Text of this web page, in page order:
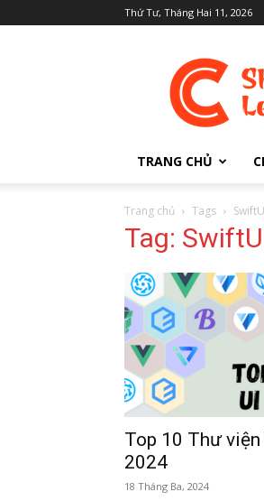
Thứ Tư, Tháng Hai 11, 2026
TRANG CHỦ
Trang chủ Tags
Tag:
Top 10 Thư viện
2024
18 Tháng Ba, 2024